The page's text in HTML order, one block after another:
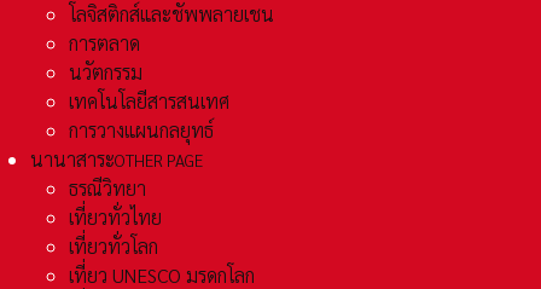
โลจิสติกส์และชัพพลายเชน
การตลาด
นวัตกรรม
เทคโนโลยีสารสนเทศ
การวางแผนกลยุทธ์
นานาสาระOTHER PAGE
ธรณีวิทยา
เที่ยวทั่วไทย
เที่ยวทั่วโลก
เที่ยว UNESCO มรดกโลก